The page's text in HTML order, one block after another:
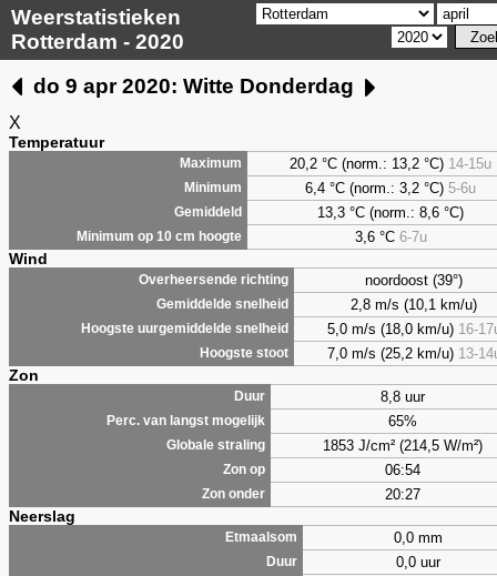
Weerstatistieken
Rotterdam - 2020
do 9 apr 2020: Witte Donderdag
X
Temperatuur
Maximum 20,2 °C (norm.: 13,2 °C) 14-15u
Minimum 6,4 °C (norm.: 3,2 °C) 5-6u
Gemiddeld 13,3 °C (norm.: 8,6 °C)
Minimum op 10 cm hoogte 3,6°C 6-7u
Wind
Overheersende richting noordoost (39°)
Gemiddelde snelheid 2,8 m/s (10,1 km/u)
Hoogste uurgemiddelde snelheid 5,0 m/s (18,0 km/u) 16-
Hoogste stoot 7,0 m/s (25,2 km/u) 13-
Zon
Duur 8,8 uur
Perc. van langst mogelijk 65%
Globale straling 1853 J/cm² (214,5 W/m²)
Zon op 06:54
Zon onder 20:27
Neerslag
Etmaalsom 0,0 mm
Duur 0,0 uur